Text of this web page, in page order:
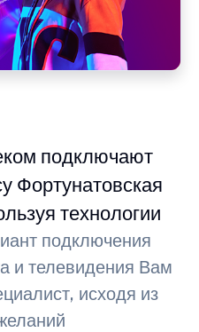
подключают
Фортунатовская
технологии
подключения
и телевидения Вам
исходя из